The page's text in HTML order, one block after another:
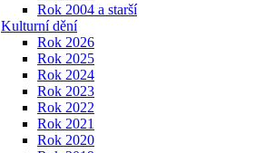
Rok 2004 a starší
Kulturní dění
Rok 2026
Rok 2025
Rok 2024
Rok 2023
Rok 2022
Rok 2021
Rok 2020